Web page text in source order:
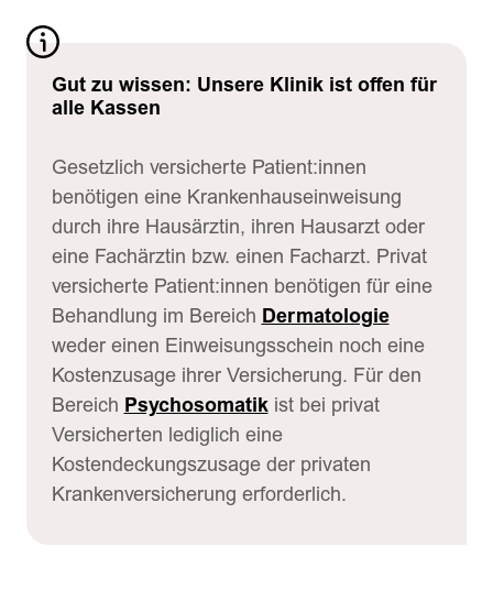
Gut zu wissen: Unsere Klinik ist offen für
alle Kassen
Gesetzlich versicherte Patient:innen
benötigen eine Krankenhauseinweisung
durch ihre Hausärztin, ihren Hausarzt oder
eine Fachärztin bzw. einen Facharzt. Privat
versicherte Patient:innen benötigen für eine
Behandlung im Bereich Dermatologie
weder einen Einweisungsschein noch eine
Kostenzusage ihrer Versicherung. Für den
Bereich Psychosomatikist bei privat
Versicherten lediglich eine
Kostendeckungszusage der privaten
Krankenversicherung erforderlich.